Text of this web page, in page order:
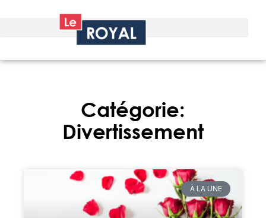
Catégorie:
Divertissement
À LA UNE